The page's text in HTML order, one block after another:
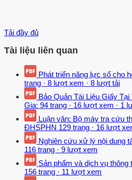
Tải đầy đủ
Tài liệu liên quan
Phát triển năng lực số cho
trang · 8 lượt xem · 8 lượt tải
Bảo Quản Tài Liệu Giấy
Gia: 94 trang · 16 lượt xem · 1
Luận văn: Bộ máy tra cứu
ĐHSPHN 129 trang · 16 lượt
Nghiên cứu xử lý nội dung
116 trang · 9 lượt xem
Sản phẩm và dịch vụ
156 trang · 11 lượt xem